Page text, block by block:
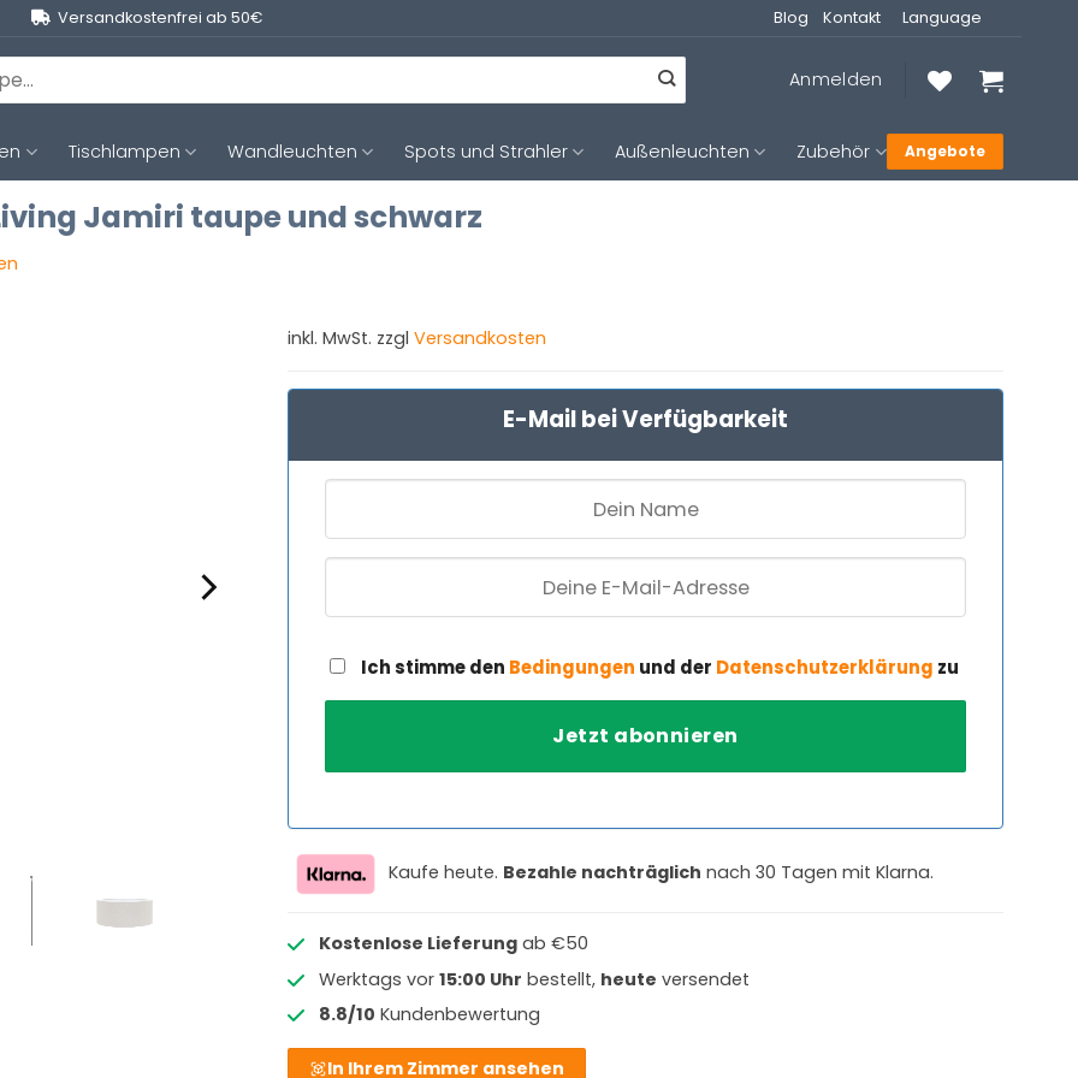
Versandkostenfrei ab 50€ Blog Kontakt Language
Anmelden
Tischlampen Wandleuchten Spots und Strahler Außenleuchten Zubehör Angebote
Jamiri taupe und schwarz
inkl. MwSt. zzgl Versandkosten
E-Mail bei Verfügbarkeit
Ich stimme den Bedingungen und der Datenschutzerklärung zu
Kaufe heute. Bezahle nachträglich nach 30 Tagen mit Klarna.
Kostenlose Lieferungab €50
Werktags vor 15:00 Uhr bestellt, heute versendet
8.8/10 Kundenbewertung
In Ihrem Zimmer ansehen